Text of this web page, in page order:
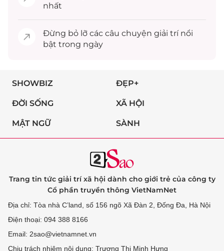
nhất
Đừng bỏ lỡ các câu chuyện giải trínổi
bật trong ngày
SHOWBIZ ĐẸP+
ĐỜI SỐNG XÃ HỘI
MẬT NGỮ SÀNH
Trang tin tức giải trí xã hội dành cho giới trẻ của công ty
Cổ phần truyền thông VietNamNet
Địa chỉ: Tòa nhà C’land, số 156 ngõ Xã Đàn 2, Đống Đa, Hà Nội
Điện thoại: 094 388 8166
Email: 2sao@vietnamnet.vn
Chịu trách nhiệm nội dung: Trương Thị Minh Hưng